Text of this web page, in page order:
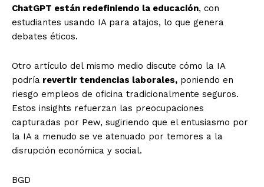
ChatGPT están redefiniendo la educación, con
estudiantes usando IA para atajos, lo que genera
debates éticos.
Otro artículo del mismo medio discute cómo la IA
podría revertir tendencias laborales, poniendo en
riesgo empleos de oficina tradicionalmente seguros.
Estos insights refuerzan las preocupaciones
capturadas por Pew, sugiriendo que el entusiasmo por
la IA a menudo se ve atenuado por temores a la
disrupción económica y social.
BGD